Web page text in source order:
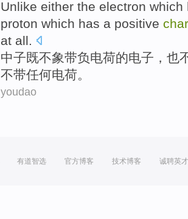
Unlike either the electron
proton which has a positive
at all.
中子既不象带负电荷的电子 ，也
不带任何电荷。
youdao
有道智选 官方博客 技术博客 诚聘英才